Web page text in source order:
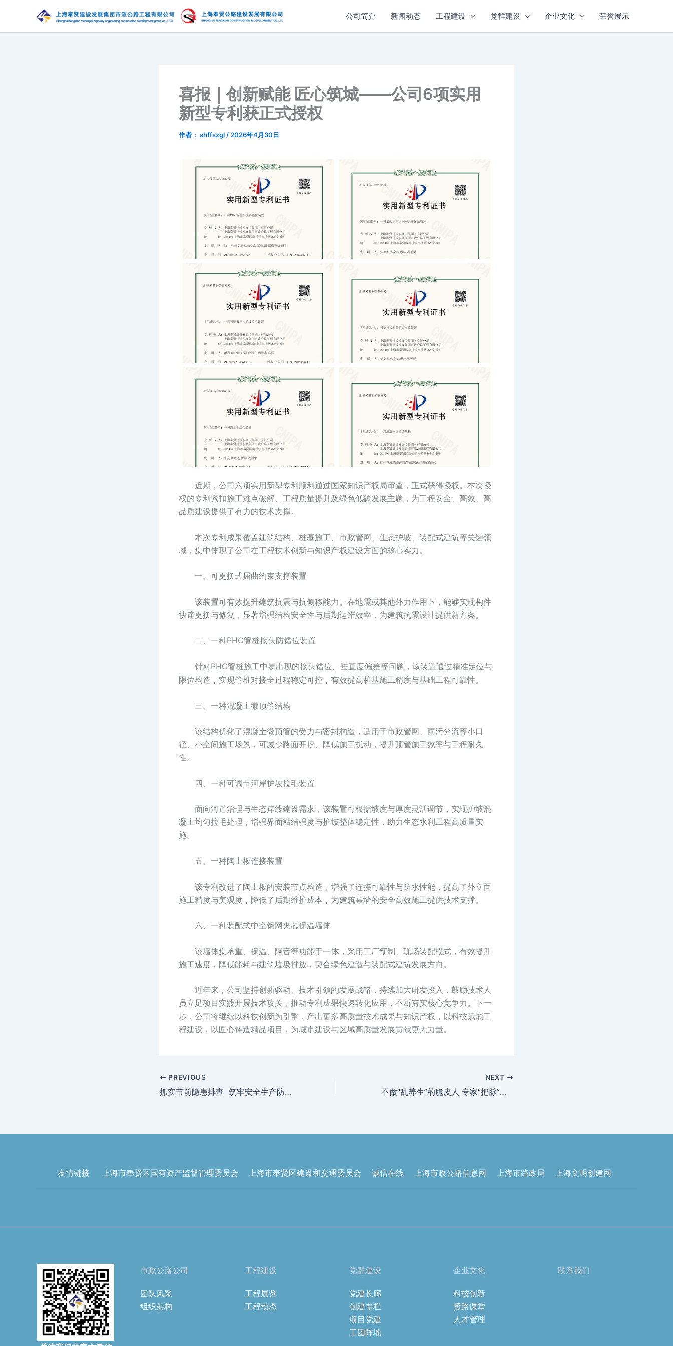
内
公司简介 新闻动态 工程建设 党群建设 企业文化 荣誉展示
喜报｜创新赋能 匠心筑城——公司6项实用
新型专利获正式授权
作者： shffszgl / 2026年4月30日
近期，公司六项实用新型专利顺利通过国家知识产权局审查，正式获得授权。本次授
权的专利紧扣施工难点破解、工程质量提升及绿色低碳发展主题，为工程安全、高效、高
品质建设提供了有力的技术支撑。
本次专利成果覆盖建筑结构、桩基施工、市政管网、生态护坡、装配式建筑等关键领
域，集中体现了公司在工程技术创新与知识产权建设方面的核心实力。
一、可更换式屈曲约束支撑装置
该装置可有效提升建筑抗震与抗侧移能力。在地震或其他外力作用下，能够实现构件
快速更换与修复，显著增强结构安全性与后期运维效率，为建筑抗震设计提供新方案。
二、一种PHC管桩接头防错位装置
针对PHC管桩施工中易出现的接头错位、垂直度偏差等问题，该装置通过精准定位与
限位构造，实现管桩对接全过程稳定可控，有效提高桩基施工精度与基础工程可靠性。
三、一种混凝土微顶管结构
该结构优化了混凝土微顶管的受力与密封构造，适用于市政管网、雨污分流等小口
径、小空间施工场景，可减少路面开挖、降低施工扰动，提升顶管施工效率与工程耐久
性。
四、一种可调节河岸护坡拉毛装置
面向河道治理与生态岸线建设需求，该装置可根据坡度与厚度灵活调节，实现护坡混
凝土均匀拉毛处理，增强界面粘结强度与护坡整体稳定性，助力生态水利工程高质量实
施。
五、一种陶土板连接装置
该专利改进了陶土板的安装节点构造，增强了连接可靠性与防水性能，提高了外立面
施工精度与美观度，降低了后期维护成本，为建筑幕墙的安全高效施工提供技术支撑。
六、一种装配式中空钢网夹芯保温墙体
该墙体集承重、保温、隔音等功能于一体，采用工厂预制、现场装配模式，有效提升
施工速度，降低能耗与建筑垃圾排放，契合绿色建造与装配式建筑发展方向。
近年来，公司坚持创新驱动、技术引领的发展战略，持续加大研发投入，鼓励技术人
员立足项目实践开展技术攻关，推动专利成果快速转化应用，不断夯实核心竞争力。下一
步，公司将继续以科技创新为引擎，产出更多高质量技术成果与知识产权，以科技赋能工
程建设，以匠心铸造精品项目，为城市建设与区域高质量发展贡献更大力量。
PREVIOUS
抓实节前隐患排查 筑牢安全生产防线
NEXT
不做“乱养生”的脆皮人 专家“把脉”四季健康
友情链接 上海市奉贤区国有资产监督管理委员会 上海市奉贤区建设和交通委员会 诚信在线 上海市政公路信息网 上海市路政局 上海文明创建网
市政公路公司
团队风采
组织架构
工程建设
工程展览
工程动态
党群建设
党建长廊
创建专栏
项目党建
工团阵地
企业文化
科技创新
贤路课堂
人才管理
联系我们